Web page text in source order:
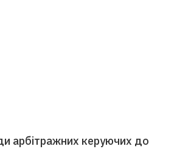
арбітражних керуючих до